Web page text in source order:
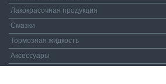
Лакокрасочная продукция
Смазки
Тормозная жидкость
Аксессуары